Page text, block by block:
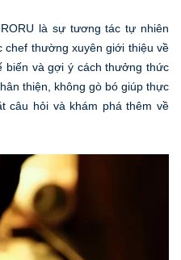
là sự tương tác tự nhiên
chef thường xuyên giới thiệu về
biến và gợi ý cách thưởng thức
thiện, không gò bó giúp thực
câu hỏi và khám phá thêm về